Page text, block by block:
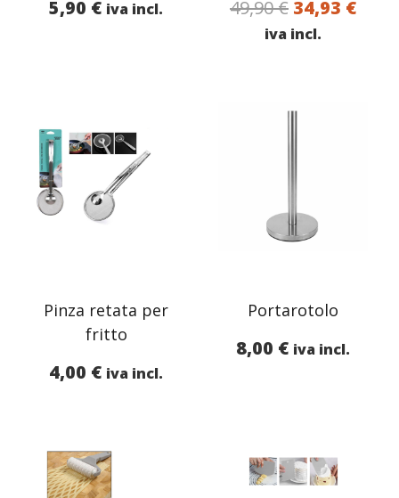
5,90 € iva incl. 49,90€ Il
prezzo
49,90 €.
34,93 €Il
iva incl.
Pinza retata per
fritto
4,00 € iva incl.
Portarotolo
8,00 € iva incl.